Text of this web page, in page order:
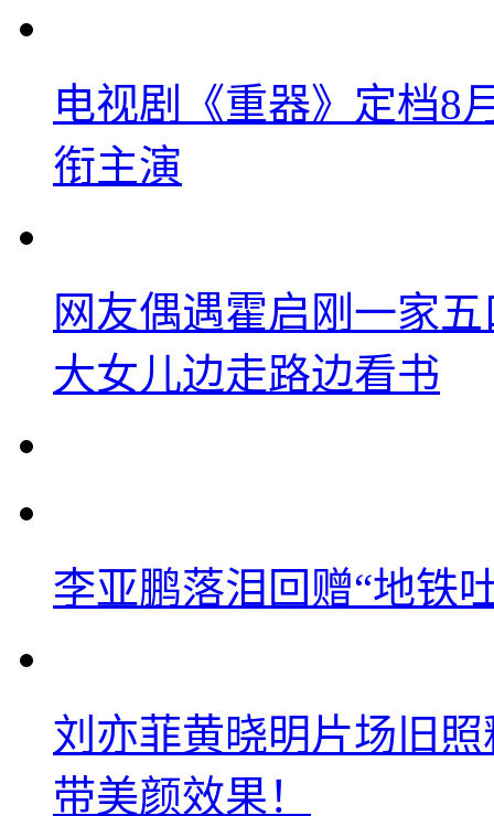
电视剧《重器》定档8
衔主演
网友偶遇霍启刚一家
大女儿边走路边看书
李亚鹏落泪回赠“地铁
刘亦菲黄晓明片场旧
带美颜效果！